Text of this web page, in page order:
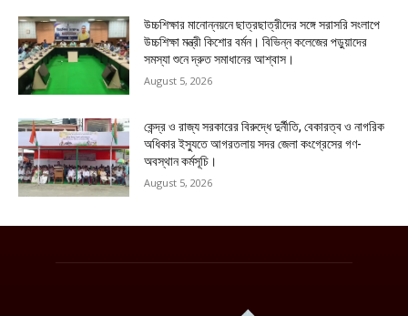
উচ্চশিক্ষার মানোন্নয়নে ছাত্রছাত্রীদের সঙ্গে সরাসরি সংলাপে
উচ্চশিক্ষা মন্ত্রী কিশোর বর্মন। বিভিন্ন কলেজের পড়ুয়াদের
সমস্যা শুনে দ্রুত সমাধানের আশ্বাস।
August 5, 2026
কেন্দ্র ও রাজ্য সরকারের বিরুদ্ধে দুর্নীতি, বেকারত্ব ও নাগরিক
অধিকার ইস্যুতে আগরতলায় সদর জেলা কংগ্রেসের গণ-
অবস্থান কর্মসূচি।
August 5, 2026